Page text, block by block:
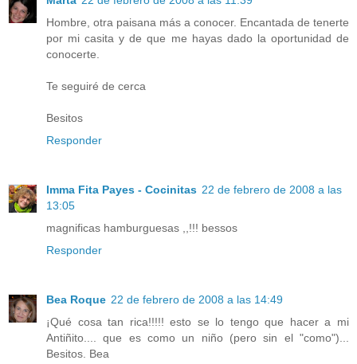
Hombre, otra paisana más a conocer. Encantada de tenerte
por mi casita y de que me hayas dado la oportunidad de
conocerte.
Te seguiré de cerca
Besitos
Responder
Imma Fita Payes - Cocinitas 22 de febrero de 2008 a las
13:05
magnificas hamburguesas ,,!!! bessos
Responder
Bea Roque 22 de febrero de 2008 a las 14:49
¡Qué cosa tan rica!!!!! esto se lo tengo que hacer a mi
Antiñito.... que es como un niño (pero sin el "como")...
Besitos. Bea